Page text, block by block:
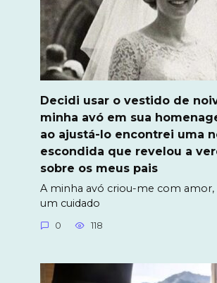
Decidi usar o vestido de
minha avó em sua
ao ajustá-lo encontrei uma
escondida que revelou a
sobre os meus pais
A minha avó criou-me com amor,
um cuidado
0 118